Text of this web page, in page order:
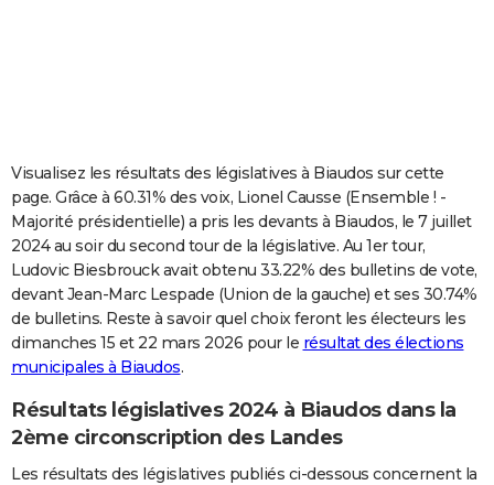
Carte de Noël
Carte Bonne année
Carte Saint-Valentin
Carte Pâques
Carte d'anniversaire
DICTIONNAIRE
Dictionnaire
Biographies
Citations
Expressions
Proverbes
PROGRAMME TV
COPAINS D'AVANT
S'inscrire
Se connecter
Lycées
Collèges
Primaires
Universités
Entreprises
Service militaire
Avis de recherche
AVIS DE DÉCÈS
Visualisez les résultats des législatives à Biaudos sur cette
page. Grâce à 60.31% des voix, Lionel Causse (Ensemble ! -
Majorité présidentielle) a pris les devants à Biaudos, le 7 juillet
2024 au soir du second tour de la législative. Au 1er tour,
Ludovic Biesbrouck avait obtenu 33.22% des bulletins de vote,
devant Jean-Marc Lespade (Union de la gauche) et ses 30.74%
de bulletins. Reste à savoir quel choix feront les électeurs les
dimanches 15 et 22 mars 2026 pour le résultat des élections
municipales à Biaudos.
Résultats législatives 2024 à Biaudos dans la
2ème circonscription des Landes
Les résultats des législatives publiés ci-dessous concernent la